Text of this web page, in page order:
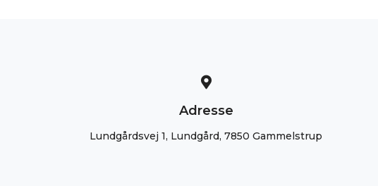
Adresse
Lundgårdsvej 1, Lundgård, 7850 Gammelstrup